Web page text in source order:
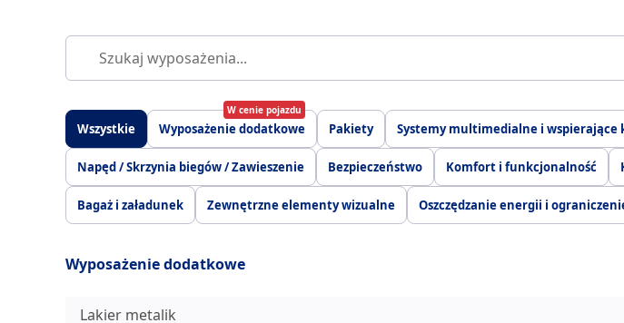
Wszystkie Wyposażenie dodatkowe
W cenie pojazdu
Pakiety Systemy multimedialne i wspierające
Napęd / Skrzynia biegów / Zawieszenie Bezpieczeństwo Komfort i funkcjonalność
Bagaż i załadunek Zewnętrzne elementy wizualne Oszczędzanie energii i
Wyposażenie dodatkowe
Lakier metalik